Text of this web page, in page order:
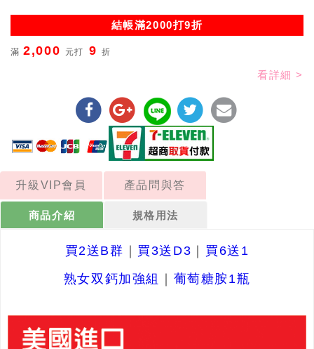
結帳滿2000打9折
滿2,000 元打 9 折
看詳細 >
升級VIP會員 產品問與答
商品介紹 規格用法
買2送B群 ｜ 買3送D3 ｜ 買6送1
熟女双鈣加強組 ｜ 葡萄糖胺1瓶